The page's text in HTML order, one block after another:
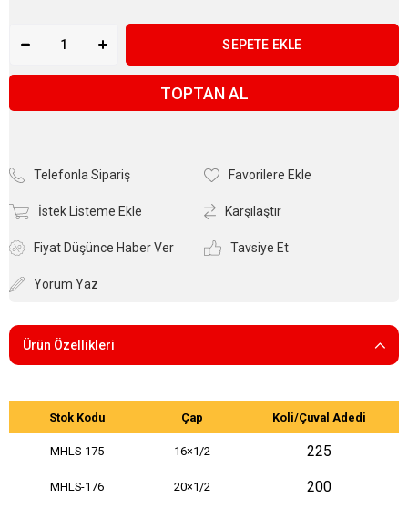
TOPTAN AL
Telefonla Sipariş Favorilere Ekle
İstek Listeme Ekle Karşılaştır
Fiyat Düşünce Haber Ver Tavsiye Et
Yorum Yaz
Ürün Özellikleri
Stok Kodu Çap Koli/Çuval Adedi
MHLS-175 16×1/2 225
MHLS-176 20×1/2 200